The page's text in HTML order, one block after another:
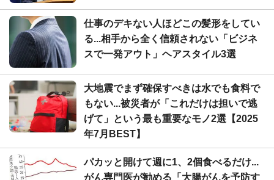
仕事のデキない人ほどこの髪形をしてい
る...相手から全く信頼されない「ビジネ
スで一発アウト」ヘアスタイル3選
大地震でまず確保すべきは水でも食料で
もない...被災者が「これだけは担いで逃
げて」という最も重要なモノ2選【2025
年7月BEST】
パカッと開けて週に1、2個食べるだけ...
がん専門医が勧める「大腸がんを予防す